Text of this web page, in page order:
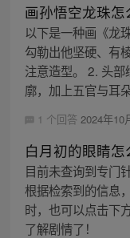
画孙悟空龙珠怎
以下是一种画《龙
勾勒出他坚硬、有
注意造型。 2. 头
廓，加上五官与耳
1 个回答 2024年10
白月初的眼睛怎
目前未查询到专门
根据检索到的信息
时，也可以点击下
了解剧情了！